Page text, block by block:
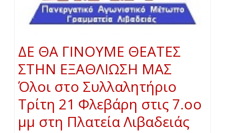
ΔΕ ΘΑ ΓΙΝΟΥΜΕ ΘΕΑΤΕΣ
ΣΤΗΝ ΕΞΑΘΛΙΩΣΗ ΜΑΣ
Όλοι στο Συλλαλητήριο
Τρίτη 21 Φλεβάρη στις 7.oo
μμ στη Πλατεία Λιβαδειάς